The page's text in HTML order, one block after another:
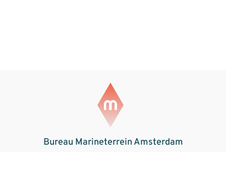
Bureau Marineterrein Amsterdam